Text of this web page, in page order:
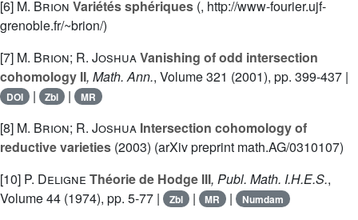
[6] M. Brion Variétés sphériques (, http://www-fourier.ujf-
grenoble.fr/~brion/)
[7] M. Brion; R. Joshua Vanishing of odd intersection
cohomology II, Math. Ann., Volume 321 (2001), pp. 399-437 |
DOI | Zbl | MR
[8] M. Brion; R. Joshua Intersection cohomology of
reductive varieties (2003) (arXiv preprint math.AG/0310107)
[10] P. Deligne Théorie de Hodge III, Publ. Math. I.H.E.S.,
Volume 44 (1974), pp. 5-77 | Zbl | MR | Numdam